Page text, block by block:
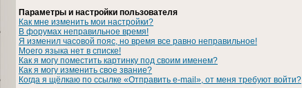
Параметры и настройки пользователя
Как мне изменить мои настройки?
В форумах неправильное время!
Я изменил часовой пояс, но время все равно неправильное!
Моего языка нет в списке!
Как я могу поместить картинку под своим именем?
Как я могу изменить свое звание?
Когда я щёлкаю по ссылке «Отправить e-mail», от меня требуют войти?